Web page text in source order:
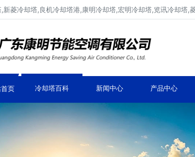
新菱冷却塔,良机冷却塔港,康明冷却塔,宏明冷却塔,览讯冷却塔,
页 冷却塔百科 新闻中心 产品中心